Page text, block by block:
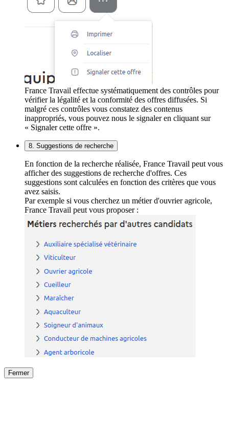
France Travail effectue systématiquement des contrôles pour
vérifier la légalité et la conformité des offres diffusées. Si
malgré ces contrôles vous constatez des contenus
inappropriés, vous pouvez nous le signaler en cliquant sur
« Signaler cette offre ».
8. Suggestions de recherche
En fonction de la recherche réalisée, France Travail peut vous
afficher des suggestions de recherche d'offres. Ces
suggestions sont calculées en fonction des critères que vous
avez saisis.
Par exemple si vous cherchez un métier d'ouvrier agricole,
France Travail peut vous proposer :
Fermer